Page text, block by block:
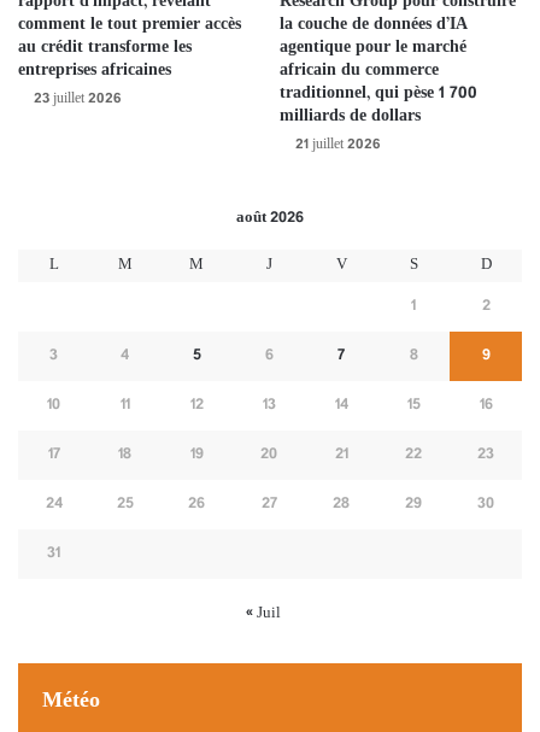
dans l’ingéniosité africaine, l’appropriation communautaire et
les partenariats publics.
L’Afrique peut montrer la voie.Avec une population
mondiale qui devrait compter un Africain sur quatre d’ici
2050, les systèmes que nous construisons aujourd’hui sur le
comment le tout premier accès
au crédit transforme les
entreprises africaines
23 juillet 2026
la couche de données d’IA
agentique pour le marché
africain du commerce
traditionnel, qui pèse 1 700
milliards de dollars
21 juillet 2026
août 2026
L
M M J V S
D
1
2
3
4 5 6 7 8
9
10
11 12 13 14 15
16
17
18 19 20 21 22
23
24
25 26 27 28 29
30
31
« Juil
Météo